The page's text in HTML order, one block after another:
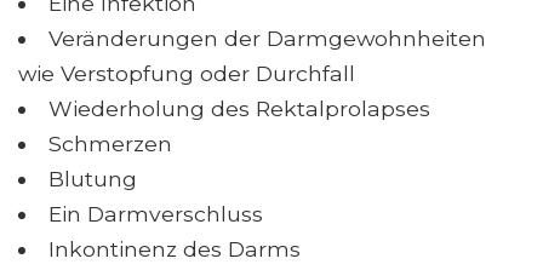
Veränderungen der Darmgewohnheiten
wie Verstopfung oder Durchfall
Wiederholung des Rektalprolapses
Schmerzen
Blutung
Ein Darmverschluss
Inkontinenz des Darms